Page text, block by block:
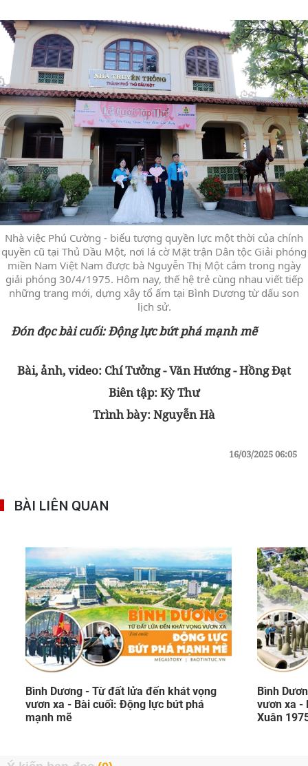
Nhà việc Phú Cường - biểu tượng quyền lực một thời của chính
quyền cũ tại Thủ Dầu Một, nơi lá cờ Mặt trận Dân tộc Giải phóng
miền Nam Việt Nam được bà Nguyễn Thị Một cắm trong ngày
giải phóng 30/4/1975. Hôm nay, thế hệ trẻ cùng nhau viết tiếp
những trang mới, dựng xây tổ ấm tại Bình Dương từ dấu son
lịch sử.
Đón đọc bài cuối: Động lực bứt phá mạnh mẽ
Bài, ảnh, video: Chí Tưởng - Văn Hướng - Hồng Đạt
Biên tập: Kỳ Thư
Trình bày: Nguyễn Hà
16/03/2025 06:05
BÀI LIÊN QUAN
Bình Dương - Từ đất lửa đến khát vọng
vươn xa - Bài cuối: Động lực bứt phá
mạnh mẽ
Bình
vươn xa -
Xuân